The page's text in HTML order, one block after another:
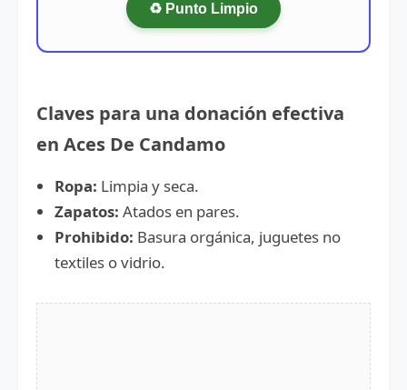
♻️ Punto Limpio
Claves para una donación efectiva
en Aces De Candamo
Ropa: Limpia y seca.
Zapatos: Atados en pares.
Prohibido: Basura orgánica, juguetes no
textiles o vidrio.